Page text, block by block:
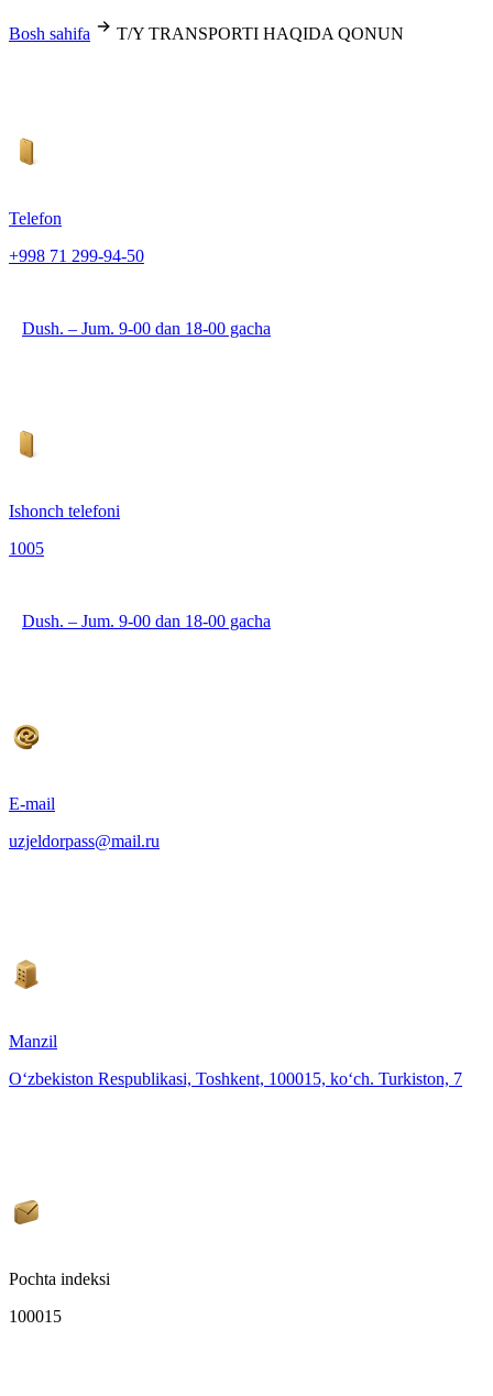
Bosh sahifa T/Y TRANSPORTI HAQIDA QONUN
Telefon
+998 71 299-94-50
Dush. – Jum. 9-00 dan 18-00 gacha
Ishonch telefoni
1005
Dush. – Jum. 9-00 dan 18-00 gacha
E-mail
uzjeldorpass@mail.ru
Manzil
O‘zbekiston Respublikasi, Toshkent, 100015, ko‘ch. Turkiston, 7
Pochta indeksi
100015